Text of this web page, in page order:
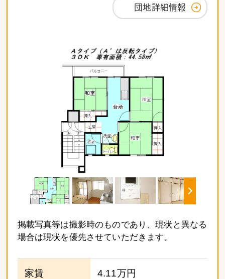
団地詳細情報
掲載写真等は撮影時のものであり、現状と異なる
場合は現状を優先させていただきます。
家賃 4.11万円